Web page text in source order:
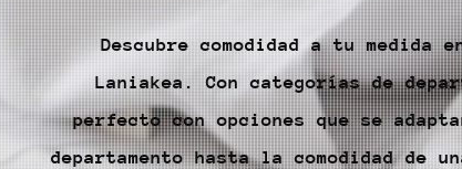
Descubre comodidad a tu
Laniakea. Con categorías de
perfecto con opciones que se
departamento hasta la comodidad de